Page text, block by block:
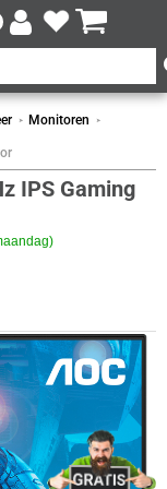
Monitoren
IPS Gaming